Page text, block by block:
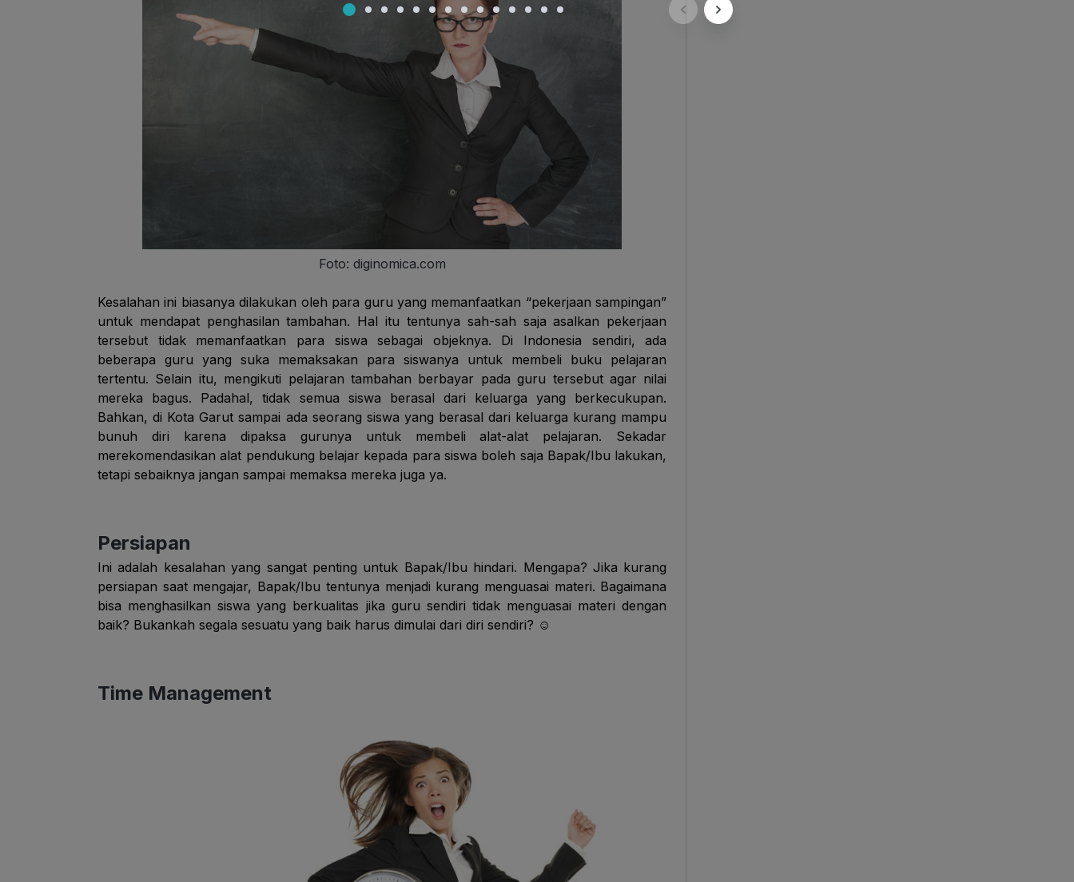
Foto: diginomica.com
Kesalahan ini biasanya dilakukan oleh para guru yang memanfaatkan “pekerjaan sampingan”
untuk mendapat penghasilan tambahan. Hal itu tentunya sah-sah saja asalkan pekerjaan
tersebut tidak memanfaatkan para siswa sebagai objeknya. Di Indonesia sendiri, ada
beberapa guru yang suka memaksakan para siswanya untuk membeli buku pelajaran
tertentu. Selain itu, mengikuti pelajaran tambahan berbayar pada guru tersebut agar nilai
mereka bagus. Padahal, tidak semua siswa berasal dari keluarga yang berkecukupan.
Bahkan, di Kota Garut sampai ada seorang siswa yang berasal dari keluarga kurang mampu
bunuh diri karena dipaksa gurunya untuk membeli alat-alat pelajaran. Sekadar
merekomendasikan alat pendukung belajar kepada para siswa boleh saja Bapak/Ibu lakukan,
tetapi sebaiknya jangan sampai memaksa mereka juga ya.
Persiapan
Ini adalah kesalahan yang sangat penting untuk Bapak/Ibu hindari. Mengapa? Jika kurang
persiapan saat mengajar, Bapak/Ibu tentunya menjadi kurang menguasai materi. Bagaimana
bisa menghasilkan siswa yang berkualitas jika guru sendiri tidak menguasai materi dengan
baik? Bukankah segala sesuatu yang baik harus dimulai dari diri sendiri? ☺
Time Management